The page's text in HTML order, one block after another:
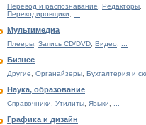
Перевод и распознавание, Редакторы,
Перекодировщики, ...
Мультимедиа
Плееры, Запись CD/DVD, Видео, ...
Бизнес
Другие, Органайзеры, Бухгалтерия и
Наука, образование
Справочники, Утилиты, Языки, ...
Графика и дизайн